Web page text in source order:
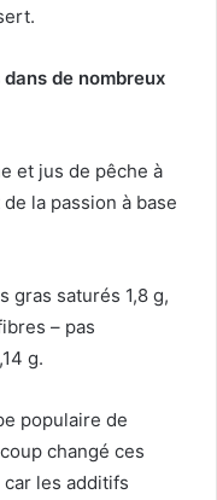
de nombreux
et jus de pêche à
la passion à base
gras saturés 1,8 g,
– pas
g.
populaire de
changé ces
car les additifs